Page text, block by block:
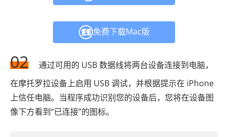
免费下载Mac版
02
通过可用的 USB 数据线将两台设备连接到电脑，
在摩托罗拉设备上启用 USB 调试，并根据提示在 iPhone
上信任电脑。当程序成功识别您的设备后，您将在设备图
像下方看到“已连接”的图标。